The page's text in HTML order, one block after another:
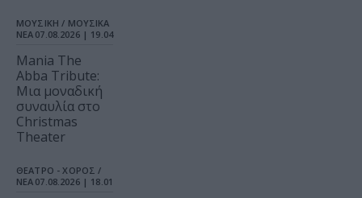
ΜΟΥΣΙΚΗ / ΜΟΥΣΙΚΑ
ΝΕΑ 07.08.2026 | 19.04
Mania The
Abba Tribute:
Μια μοναδική
συναυλία στο
Christmas
Theater
ΘΕΑΤΡΟ - ΧΟΡΟΣ /
ΝΕΑ 07.08.2026 | 18.01